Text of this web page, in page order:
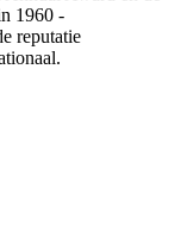
1960 -
reputatie